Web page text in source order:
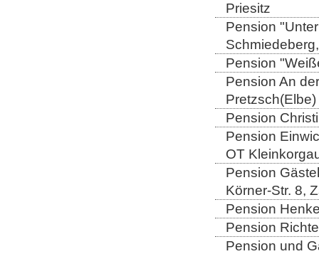
Priesitz
Pension
Pension
Pension An
Pretzsch(Elbe)
Pension
Pension
OT
Pension
Körner-Str. 8,
Pension
Pension
Pension und